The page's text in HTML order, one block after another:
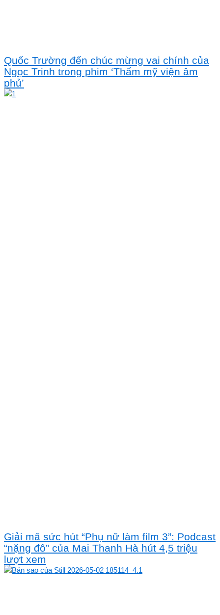
Quốc Trường đến chúc mừng vai chính của
Ngọc Trinh trong phim ‘Thẩm mỹ viện âm
phủ’
Giải mã sức hút “Phụ nữ làm film 3”: Podcast
“nặng đô” của Mai Thanh Hà hút 4,5 triệu
lượt xem